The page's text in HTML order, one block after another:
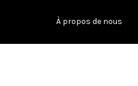
À propos de nous